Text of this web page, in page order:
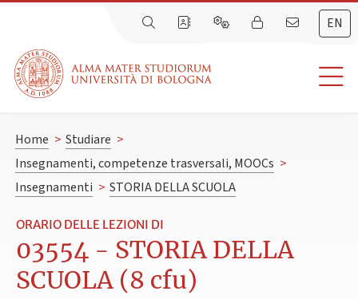
EN
Home > Studiare >
Insegnamenti, competenze trasversali, MOOCs >
Insegnamenti > STORIA DELLA SCUOLA
ORARIO DELLE LEZIONI DI
03554 - STORIA DELLA
SCUOLA (8 cfu)